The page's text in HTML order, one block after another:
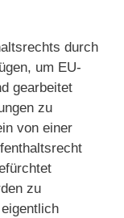
durch
um EU-
gearbeitet
zu
von einer
zu